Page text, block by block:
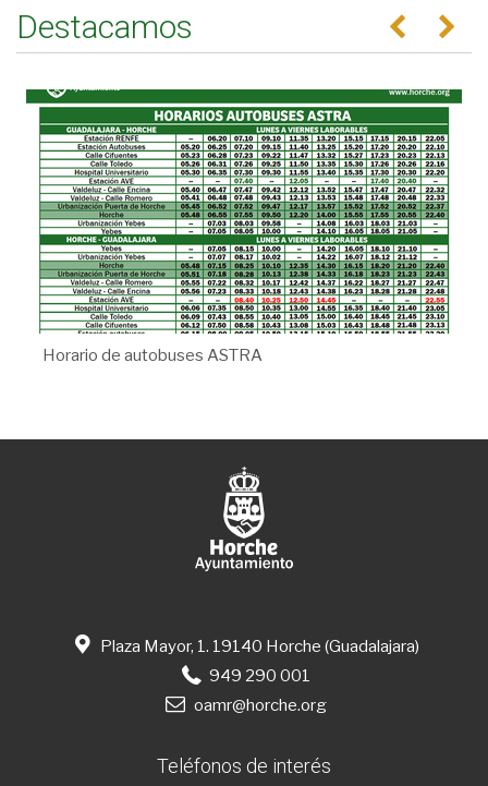
Destacamos Anterior
Horario de autobuses ASTRA
Plaza Mayor, 1. 19140 Horche (Guadalajara)
949 290 001
oamr@horche.org
Teléfonos de interés